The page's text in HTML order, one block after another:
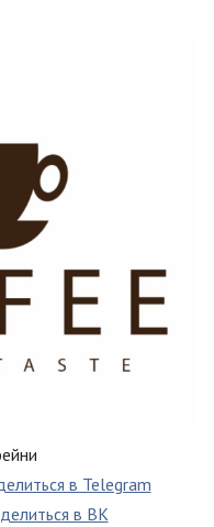
в Telegram
в ВК